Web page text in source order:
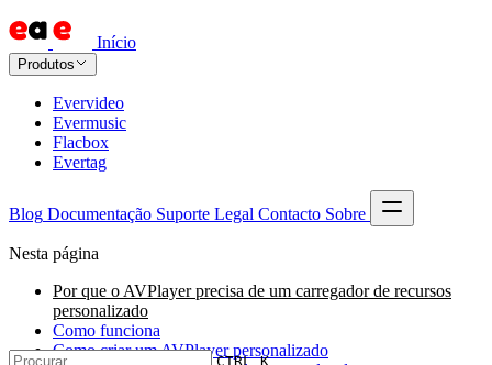
Início
Produtos
Evervideo
Evermusic
Flacbox
Evertag
Blog Documentação Suporte Legal Contacto Sobre
CTRL K
Nesta página
Por que o AVPlayer precisa de um carregador de recursos
personalizado
Como funciona
Como criar um AVPlayer personalizado